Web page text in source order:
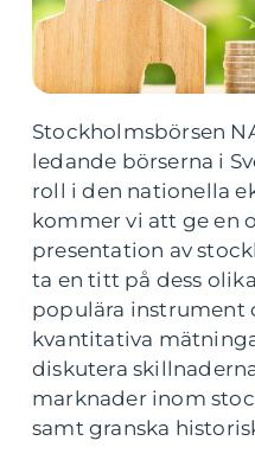
Stockholmsbörsen
ledande börserna i
roll i den nationella
kommer vi att ge en
presentation av
ta en titt på dess
populära instrument
kvantitativa
diskutera
marknader inom
samt granska